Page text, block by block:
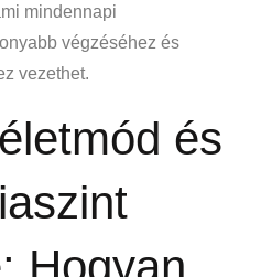
mindennapi
végzéséhez és
vezethet.
és
Hogyan